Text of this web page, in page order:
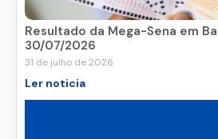
Resultado da Mega-Sena em
30/07/2026
31 de julho de 2026
Ler noticia